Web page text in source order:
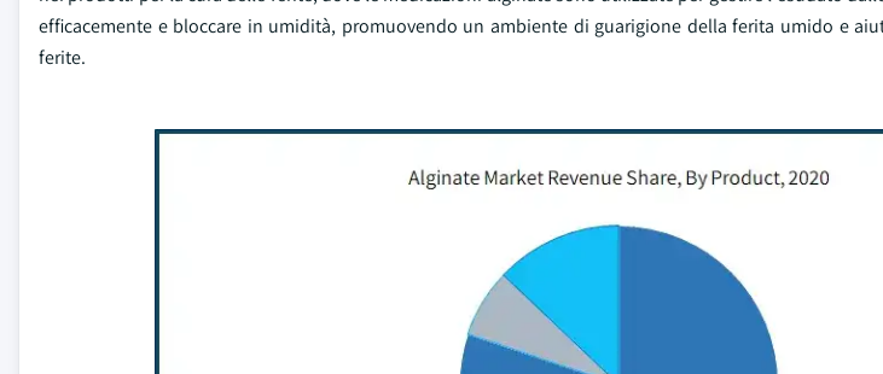
efficacemente e bloccare in umidità, promuovendo un ambiente di guarigione della ferita umido e
ferite.